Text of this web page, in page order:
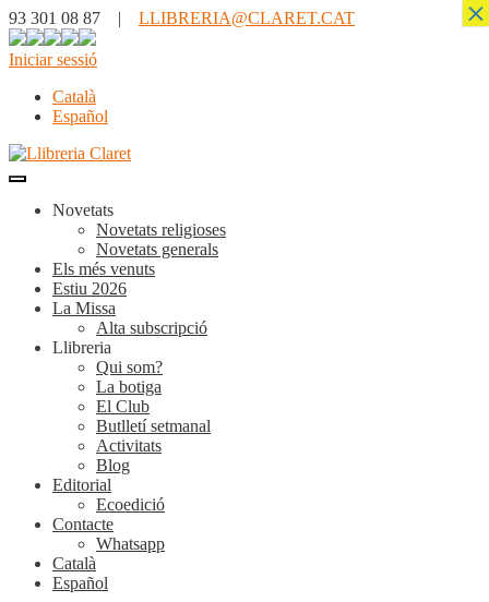
93 301 08 87 | LLIBRERIA@CLARET.CAT
Iniciar sessió
Català
Español
Novetats
Novetats religioses
Novetats generals
Els més venuts
Estiu 2026
La Missa
Alta subscripció
Llibreria
Qui som?
La botiga
El Club
Butlletí setmanal
Activitats
Blog
Editorial
Ecoedició
Contacte
Whatsapp
Català
Español
×